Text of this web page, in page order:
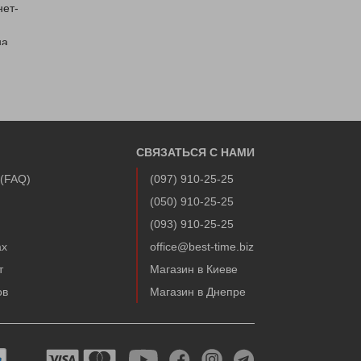
СВЯЗАТЬСЯ С НАМИ
(097) 910-25-25
(050) 910-25-25
(093) 910-25-25
office@best-time.biz
Магазин в Киеве
Магазин в Днепре